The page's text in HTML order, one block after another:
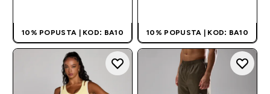
10% POPUSTA | KOD: BA10 10% POPUSTA | KOD: BA10